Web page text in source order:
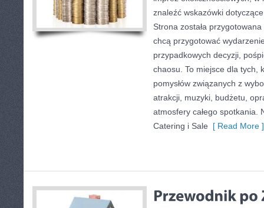
znaleźć wskazówki
Strona została
chcą przygotować
przypadkowych decyzji,
chaosu. To miejsce dla tych,
pomysłów związanych z
atrakcji, muzyki, budżetu,
atmosfery całego spotkania.
Catering i Sale [ Read More ]